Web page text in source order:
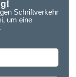
Schriftverkehr
um eine